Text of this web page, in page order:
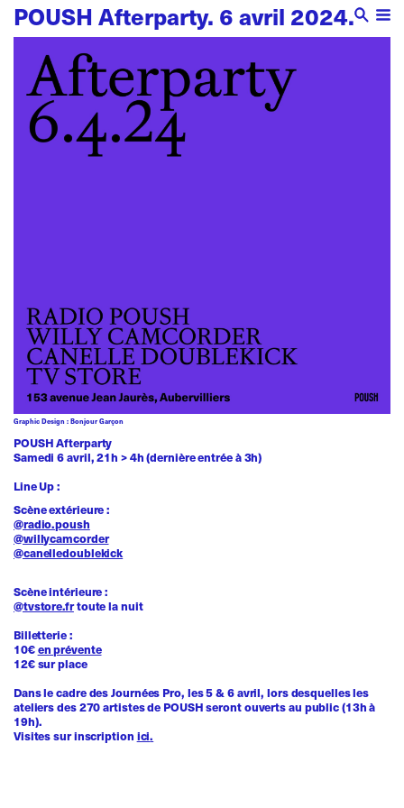
POUSH Afterparty. 6 avril 2024.
Graphic Design : Bonjour Garçon
POUSH Afterparty
Samedi 6 avril, 21h > 4h (dernière entrée à 3h)
Line Up :
Scène extérieure :
@radio.poush
@willycamcorder
@canelledoublekick
Scène intérieure :
@tvstore.frtoute la nuit
Billetterie :
10€en prévente
12€ sur place
Dans le cadre des Journées Pro, les 5 & 6 avril, lors desquelles les
ateliers des 270 artistes de POUSH seront ouverts au public (13h à
19h).
Visites sur inscription ici.